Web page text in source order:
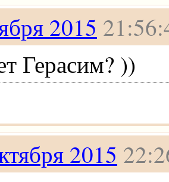
2015
Герасим? ))
2015